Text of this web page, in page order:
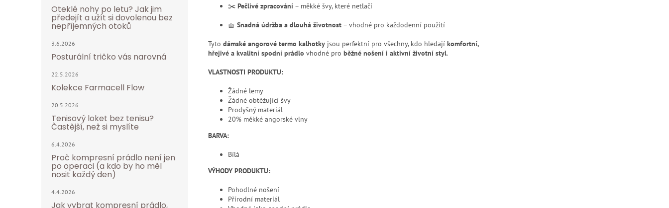
Oteklé nohy po letu? Jak jim
předejít a užít si dovolenou bez
nepříjemných otoků
3.6.2026
Posturální tričko vás narovná
22.5.2026
Kolekce Farmacell Flow
20.5.2026
Tenisový loket bez tenisu?
Častější, než si myslíte
6.4.2026
Proč kompresní prádlo není jen
po operaci (a kdo by ho měl
nosit každý den)
4.4.2026
Jak vybrat kompresní prádlo,
✂️ Pečlivé zpracování – měkké švy, které netlačí
🧺 Snadná údržba a dlouhá životnost – vhodné pro každodenní použití
Tyto dámské angorové termo kalhotky jsou perfektní pro všechny, kdo hledají komfortní,
hřejivé a kvalitní spodní prádlo vhodné pro běžné nošení i aktivní životní styl.
VLASTNOSTI PRODUKTU:
Žádné lemy
Žádné obtěžující švy
Prodyšný materiál
20% měkké angorské vlny
BARVA:
Bílá
VÝHODY PRODUKTU:
Pohodlné nošení
Přírodní materiál